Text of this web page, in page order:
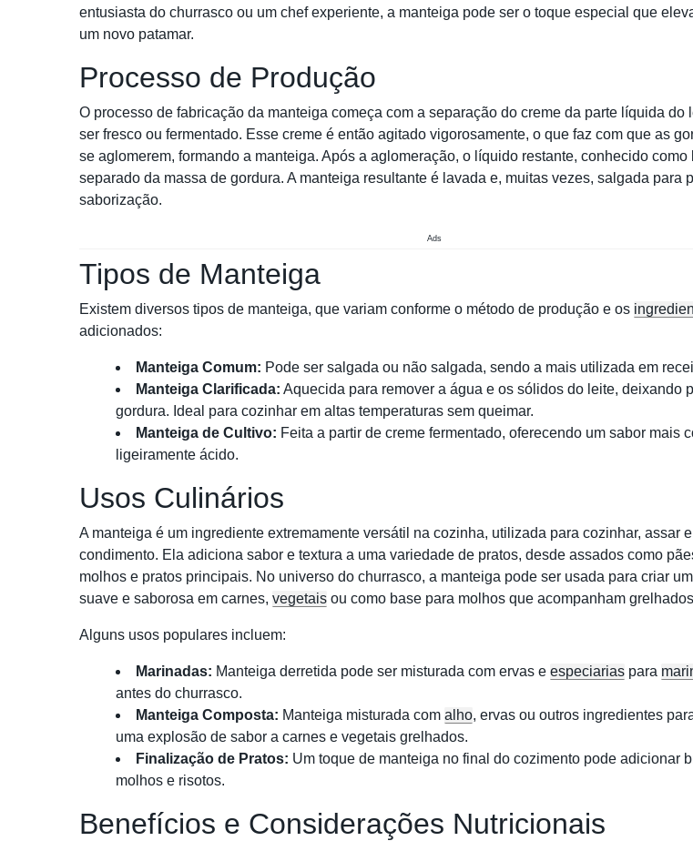
entusiasta do churrasco ou um chef experiente, a manteiga pode ser o toque especial que
um novo patamar.
Processo de Produção
O processo de fabricação da manteiga começa com a separação do creme da parte líquida do
ser fresco ou fermentado. Esse creme é então agitado vigorosamente, o que faz com que as
se aglomerem, formando a manteiga. Após a aglomeração, o líquido restante, conhecido como
separado da massa de gordura. A manteiga resultante é lavada e, muitas vezes, salgada para
saborização.
Ads
Tipos de Manteiga
Existem diversos tipos de manteiga, que variam conforme o método de produção e os
adicionados:
Manteiga Comum: Pode ser salgada ou não salgada, sendo a mais utilizada em
Manteiga Clarificada: Aquecida para remover a água e os sólidos do leite, deixando
gordura. Ideal para cozinhar em altas temperaturas sem queimar.
Manteiga de Cultivo: Feita a partir de creme fermentado, oferecendo um sabor mais
ligeiramente ácido.
Usos Culinários
A manteiga é um ingrediente extremamente versátil na cozinha, utilizada para cozinhar, assar
condimento. Ela adiciona sabor e textura a uma variedade de pratos, desde assados como
molhos e pratos principais. No universo do churrasco, a manteiga pode ser usada para criar
suave e saborosa em carnes, vegetais ou como base para molhos que acompanham
Alguns usos populares incluem:
Marinadas: Manteiga derretida pode ser misturada com ervas e especiarias para
antes do churrasco.
Manteiga Composta: Manteiga misturada com alho, ervas ou outros ingredientes
uma explosão de sabor a carnes e vegetais grelhados.
Finalização de Pratos: Um toque de manteiga no final do cozimento pode adicionar
molhos e risotos.
Benefícios e Considerações Nutricionais